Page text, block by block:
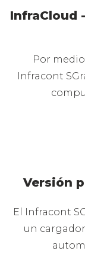
InfraCloud
Por
Infracont
Versión
El Infracont
un